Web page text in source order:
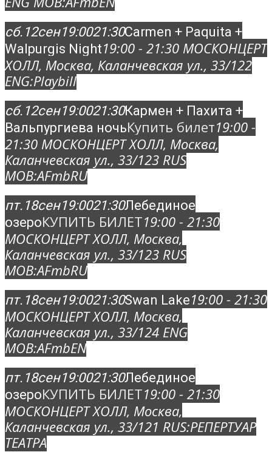
сб. 12сен19:0021:30Carmen + Paquita +
Walpurgis Night19:00 - 21:30 МОСКОНЦЕРТ
ХОЛЛ, Москва, Каланчевская ул., 33/122
ENG:Playbill
сб. 12сен19:0021:30Кармен + Пахита +
Вальпургиева ночьКупить билет19:00 -
21:30 МОСКОНЦЕРТ ХОЛЛ, Москва,
Каланчевская ул., 33/123 RUS
MOB:AFmbRU
пт. 18сен19:0021:30Лебединое
озероКУПИТЬ БИЛЕТ19:00 - 21:30
МОСКОНЦЕРТ ХОЛЛ, Москва,
Каланчевская ул., 33/123 RUS
MOB:AFmbRU
пт. 18сен19:0021:30Swan Lake19:00 - 21:30
МОСКОНЦЕРТ ХОЛЛ, Москва,
Каланчевская ул., 33/124 ENG
MOB:AFmbEN
пт. 18сен19:0021:30Лебединое
озероКУПИТЬ БИЛЕТ19:00 - 21:30
МОСКОНЦЕРТ ХОЛЛ, Москва,
Каланчевская ул., 33/121 RUS:РЕПЕРТУАР
ТЕАТРА